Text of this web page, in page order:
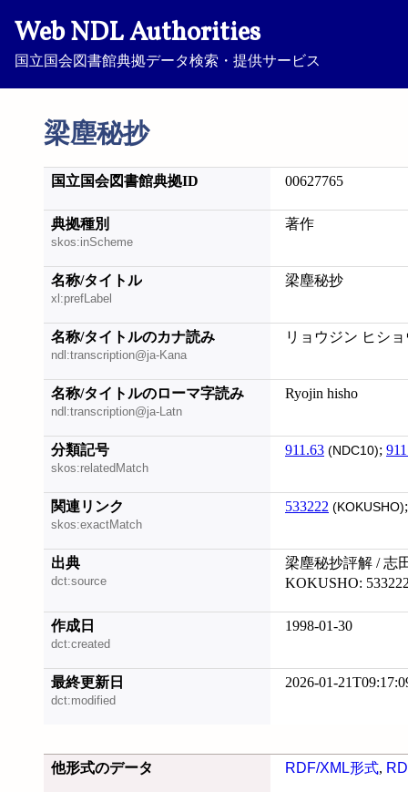
Web NDL Authorities
国立国会図書館典拠データ検索・提供サービス
梁塵秘抄
国立国会図書館典拠ID 00627765
典拠種別
skos:inScheme
著作
名称/タイトル
xl:prefLabel
梁塵秘抄
名称/タイトルのカナ読み
ndl:transcription@ja-Kana
リョウジン ヒシ
名称/タイトルのローマ字読み
ndl:transcription@ja-Latn
Ryojin hisho
分類記号
skos:relatedMatch
911.63 (NDC10);
関連リンク
skos:exactMatch
533222 (KOKUSHO)
出典
dct:source
梁塵秘抄評解 / 志
KOKUSHO:
作成日
dct:created
1998-01-30
最終更新日
dct:modified
2026-01-
他形式のデータ RDF/XML形式,